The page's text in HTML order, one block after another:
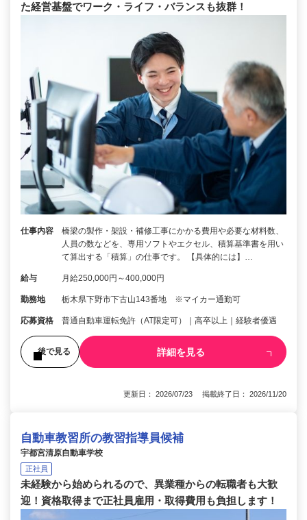
た経営基盤でワーク・ライフ・バランスも抜群！
仕事内容
橋梁の製作・架設・補修工事にかかる費用や必要な材料数、
人員の数などを、専用ソフトやエクセル、積算基準書を用い
て算出する「積算」の仕事です。 【具体的には】…
給与 月給250,000円～400,000円
勤務地 栃木県下野市下古山143番地 ※マイカー通勤可
応募資格 普通自動車運転免許（AT限定可）｜高卒以上｜経験者優遇
後で見る 詳細を見る
更新日： 2026/07/23 掲載終了日： 2026/11/20
自動車教習所の教習指導員候補
宇都宮清原自動車学校
正社員
未経験から始められるので、異業種からの転職者も大歓
迎！資格取得まで正社員雇用・取得費用も負担します！